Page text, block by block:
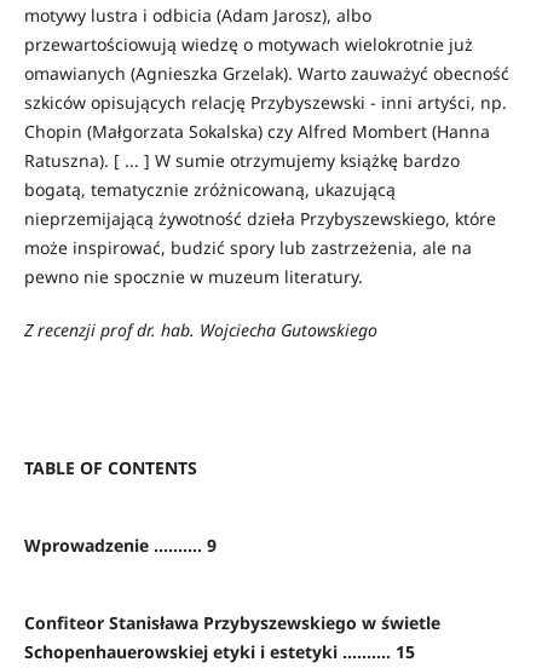
motywy lustra i odbicia (Adam Jarosz), albo
przewartościowują wiedzę o motywach wielokrotnie już
omawianych (Agnieszka Grzelak). Warto zauważyć obecność
szkiców opisujących relację Przybyszewski - inni artyści, np.
Chopin (Małgorzata Sokalska) czy Alfred Mombert (Hanna
Ratuszna). [ ... ] W sumie otrzymujemy książkę bardzo
bogatą, tematycznie zróżnicowaną, ukazującą
nieprzemijającą żywotność dzieła Przybyszewskiego, które
może inspirować, budzić spory lub zastrzeżenia, ale na
pewno nie spocznie w muzeum literatury.
Z recenzji prof dr. hab. Wojciecha Gutowskiego
TABLE OF CONTENTS
Wprowadzenie .......... 9
Confiteor Stanisława Przybyszewskiego w świetle
Schopenhauerowskiej etyki i estetyki .......... 15